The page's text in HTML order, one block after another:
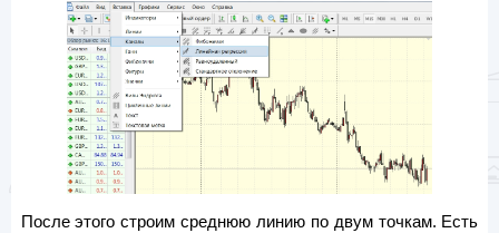
После этого строим среднюю линию по двум точкам. Есть